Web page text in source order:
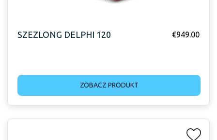
SZEZLONG DELPHI 120 €949.00
ZOBACZ PRODUKT